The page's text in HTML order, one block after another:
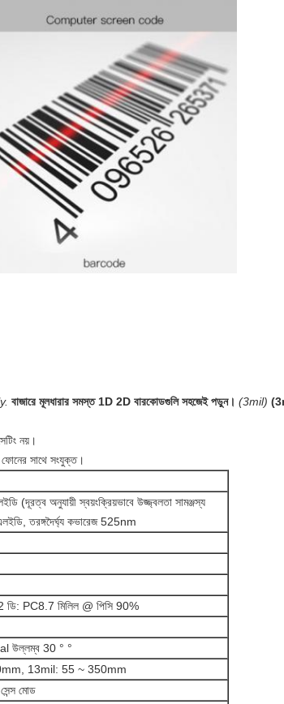
বাজারে মূলধারার সমস্ত 1D 2D বারকোডগুলি সহজেই পড়ুন। (3mil)
নয়।
সাথে সংযুক্ত।
(দূরত্ব অনুযায়ী স্বয়ংক্রিয়ভাবে উজ্জ্বলতা সামঞ্জস্য
তরঙ্গদৈর্ঘ্য কভারেজ 525nm
ডি: PC8.7 মিলিল @ পিসি 90%
উল্লম্ব 30 ° °
13mil: 55 ~ 350mm
মোড